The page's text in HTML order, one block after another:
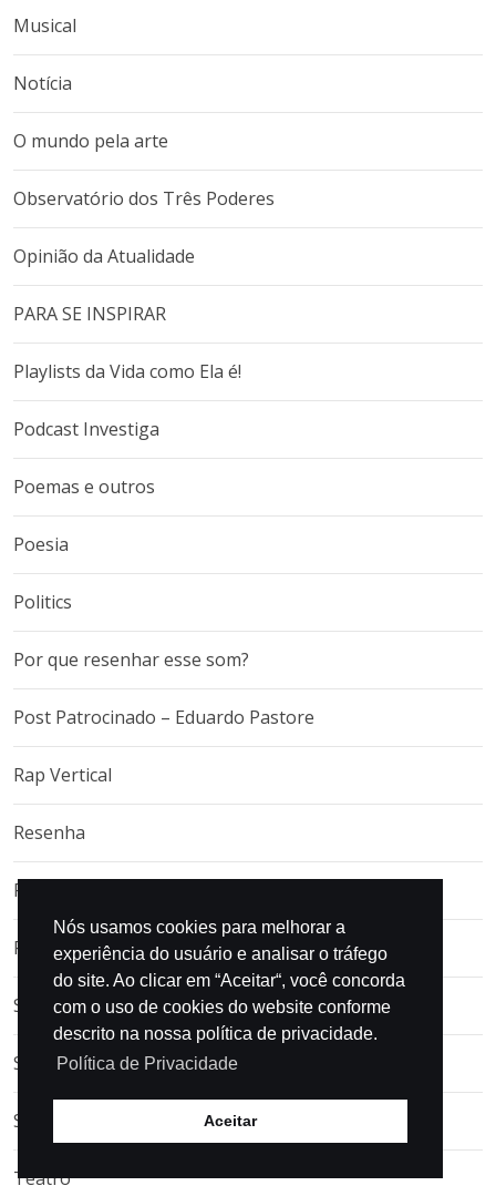
Musical
Notícia
O mundo pela arte
Observatório dos Três Poderes
Opinião da Atualidade
PARA SE INSPIRAR
Playlists da Vida como Ela é!
Podcast Investiga
Poemas e outros
Poesia
Politics
Por que resenhar esse som?
Post Patrocinado – Eduardo Pastore
Rap Vertical
Resenha
Resgate histórico
Revista Diagramada
Show
Single
Sons do Século – Por Nildo Morais
Teatro
Nós usamos cookies para melhorar a
experiência do usuário e analisar o tráfego
do site. Ao clicar em “Aceitar“, você concorda
com o uso de cookies do website conforme
descrito na nossa política de privacidade.
Política de Privacidade
Aceitar